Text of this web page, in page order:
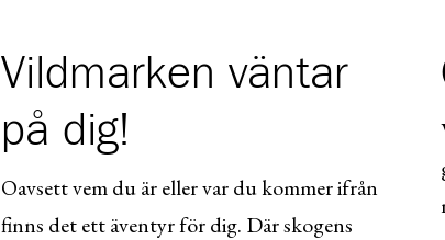
Vildmarken väntar
på dig!
Oavsett vem du är eller var du kommer ifrån
finns det ett äventyr för dig. Där skogens